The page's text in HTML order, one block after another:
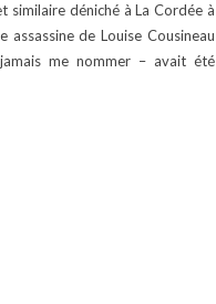
similaire déniché à La Cordée à
de Louise Cousineau
me nommer – avait été